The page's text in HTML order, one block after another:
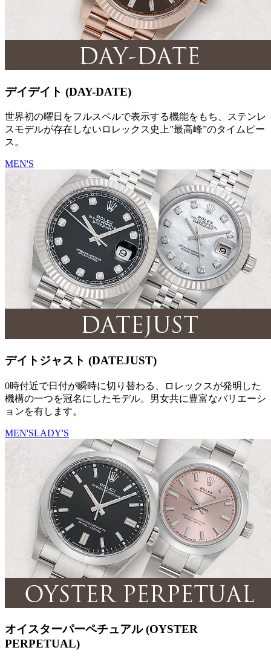
デイデイト (DAY-DATE)
世界初の曜日をフルスペルで表示する機能をもち、ステンレ
スモデルが存在しないロレックス史上”最高峰”のタイムピー
ス。
MEN'S
デイトジャスト (DATEJUST)
0時付近で日付が瞬時に切り替わる、ロレックスが発明した
機構の一つを冠名にしたモデル。男女共に豊富なバリエーシ
ョンを有します。
MEN'SLADY'S
オイスターパーペチュアル (OYSTER
PERPETUAL)